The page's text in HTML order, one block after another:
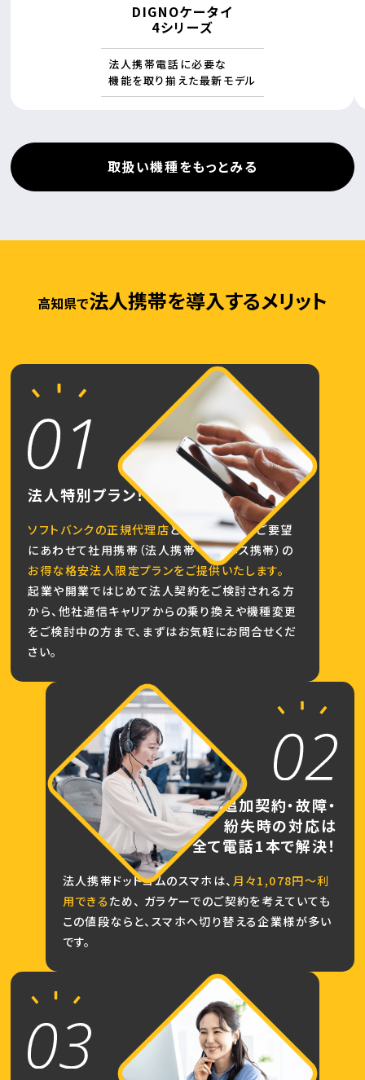
DIGNOケータイ
4シリーズ
法人携帯電話に必要な
機能を取り揃えた最新モデル
取扱い機種をもっとみる
高知県で法人携帯を導入するメリット
法人特別プラン！
ソフトバンクの正規代理店として、お客様のご要望
にあわせて社用携帯（法人携帯・ビジネス携帯）の
お得な格安法人限定プランをご提供いたします。
起業や開業ではじめて法人契約をご検討される方
から、他社通信キャリアからの乗り換えや機種変更
をご検討中の方まで、まずはお気軽にお問合せくだ
さい。
追加契約・故障・
紛失時の対応は
全て電話1本で解決！
法人携帯ドットコムのスマホは、 月々1,078円～利
用できる ため、 ガラケーでのご契約を考えていても
この値段ならと、スマホへ切り替える企業様が多い
です。